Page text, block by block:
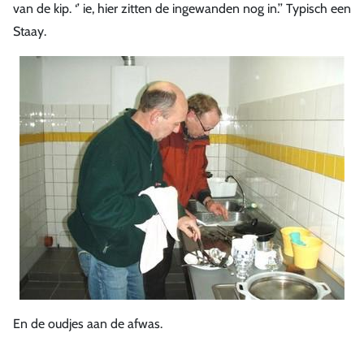
van de kip. ‘’ ie, hier zitten de ingewanden nog in.’’ Typisch een
Staay.
En de oudjes aan de afwas.